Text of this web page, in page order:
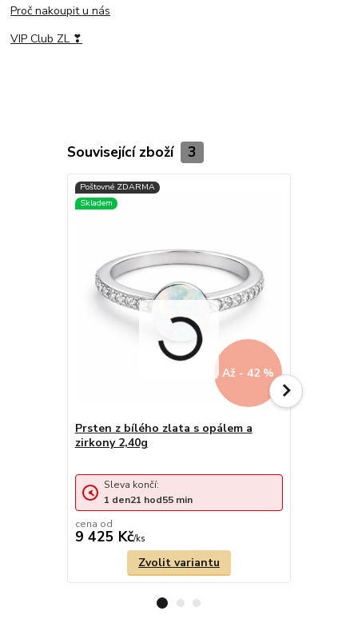
Proč nakoupit u nás
VIP Club ZL ❣
Související zboží 3
Až - 42 %
Prsten z bílého zlata s opálem a
zirkony 2,40g
cena od
9 425 Kč/ks
Sleva končí:
1 den21 hod55 min
Zvolit variantu